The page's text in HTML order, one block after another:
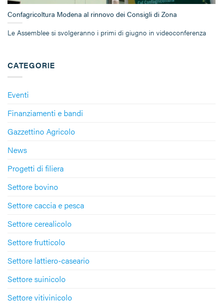
CATEGORIE
Eventi
Finanziamenti e bandi
Gazzettino Agricolo
News
Progetti di filiera
Settore bovino
Settore caccia e pesca
Settore cerealicolo
Settore frutticolo
Settore lattiero-caseario
Settore suinicolo
Settore vitivinicolo
Confagricoltura Modena al rinnovo dei Consigli di Zona
Le Assemblee si svolgeranno i primi di giugno in videoconferenza